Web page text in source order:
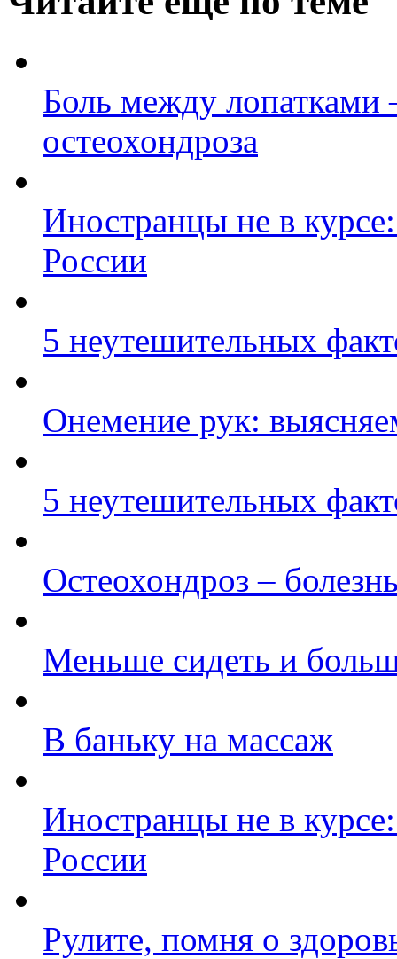
Боль между лопатками
остеохондроза
Иностранцы не в
России
5 неутешительных
Онемение рук:
5 неутешительных
Остеохондроз –
Меньше сидеть и
В баньку на массаж
Иностранцы не в
России
Рулите, помня о